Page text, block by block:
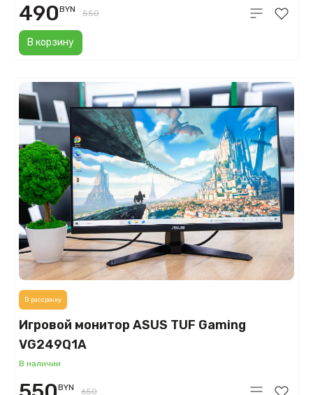
В корзину
490BYN 550
Игровой монитор ASUS TUF Gaming
VG249Q1A
В наличии
В рассрочку
BYN 650